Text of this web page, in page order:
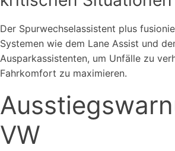
Der Spurwechselassistent plus
Systemen wie dem Lane Assist und
Ausparkassistenten, um Unfälle zu
Fahrkomfort zu maximieren.
VW